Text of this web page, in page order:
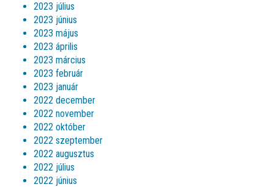
2023 július
2023 június
2023 május
2023 április
2023 március
2023 február
2023 január
2022 december
2022 november
2022 október
2022 szeptember
2022 augusztus
2022 július
2022 június